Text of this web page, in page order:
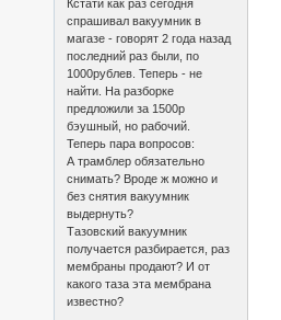
Кстати как раз сегодня
спрашивал вакуумник в
магазе - говорят 2 года назад
последний раз были, по
1000рублев. Теперь - не
найти. На разборке
предложили за 1500р
бэушный, но рабочий.
Теперь пара вопросов:
А трамблер обязательно
снимать? Вроде ж можно и
без снятия вакуумник
выдернуть?
Тазовский вакуумник
получается разбирается, раз
мембраны продают? И от
какого таза эта мембрана
известно?